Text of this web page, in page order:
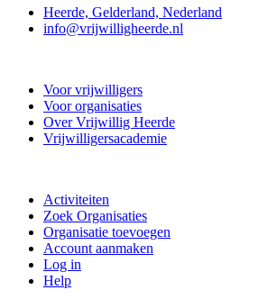
Heerde, Gelderland, Nederland
info@vrijwilligheerde.nl
Voor vrijwilligers
Voor organisaties
Over Vrijwillig Heerde
Vrijwilligersacademie
Activiteiten
Zoek Organisaties
Organisatie toevoegen
Account aanmaken
Log in
Help